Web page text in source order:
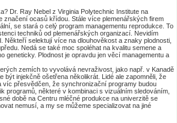
Dr. Ray Nebel z Virginia Polytechnic Institute na
značení ocasů křídou. Stále více plemenářských firem
se stará o celý program managementu reprodukce. To
techniků od plemenářských organizací. Nevidím
selektují více na dlouhověkost a znaky plodnosti,
Nedá se také moc spoléhat na kvalitu semene a
geneticky. Plodnost je opravdu jen věcí managementu a
zemích to vyvolává nevraživost, jako např. v Kanadě
injekčně ošetřena několikrát. Lidé ale zapomněli, že
přesvědčen, že synchronizační programy budou
programů, některé v kombinaci s vizuálním sledováním,
době na Centru mléčné produkce na univerzitě se
nemusí, a my se můžeme specializovat na jiné